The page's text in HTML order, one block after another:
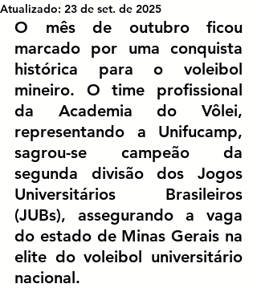
Atualizado: 23 de set. de 2025
O mês de outubro ficou
marcado por uma conquista
histórica para o voleibol
mineiro. O time profissional
da Academia do Vôlei,
representando a Unifucamp,
sagrou-se campeão da
segunda divisão dos Jogos
Universitários Brasileiros
(JUBs), assegurando a vaga
do estado de Minas Gerais na
elite do voleibol universitário
nacional.